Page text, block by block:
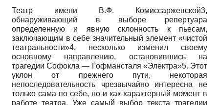
Театр имени В.Ф. Комиссаржевской3,
обнаруживающий в выборе репертуара
определенную и явную склонность к пьесам,
заключающим в себе значительный элемент «чистой
театральности»4, несколько изменил своему
основному направлению, остановившись на
трагедии Софокла — Гофмансталя «Элект­ра»5. Этот
уклон от прежнего пути, некоторая
непоследовательность чрезвычайно интересна не
только сама по себе, но и как характерный момент в
работе театра. Уже самый выбор текста трагедии